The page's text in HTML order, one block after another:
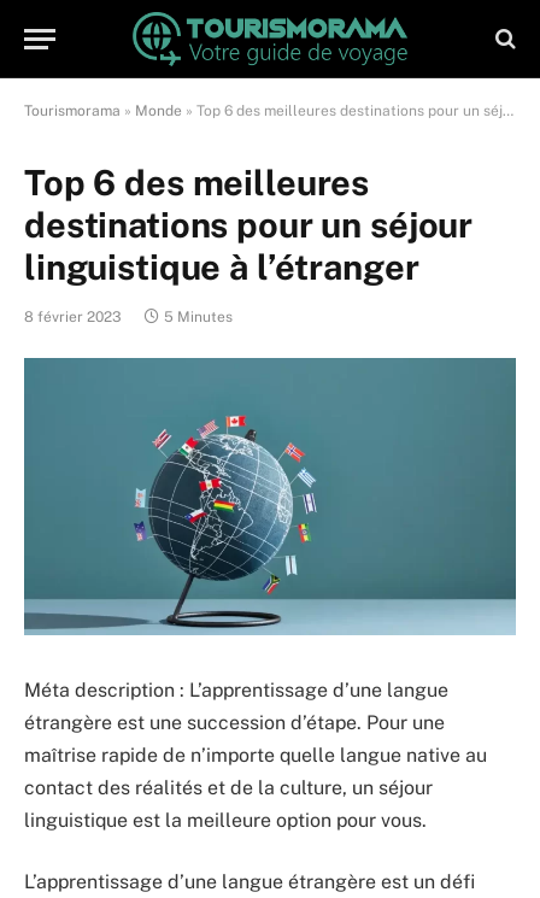
Tourismorama » Monde » Top 6 des meilleures destinations pour un séjour linguistique à l’étranger
Top 6 des meilleures
destinations pour un séjour
linguistique à l’étranger
8 février 2023 5 Minutes
Méta description : L’apprentissage d’une langue
étrangère est une succession d’étape. Pour une
maîtrise rapide de n’importe quelle langue native au
contact des réalités et de la culture, un séjour
linguistique est la meilleure option pour vous.
L’apprentissage d’une langue étrangère est un défi